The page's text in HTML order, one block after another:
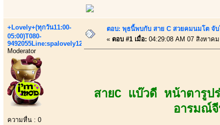
+Lovely+(ทุกวัน11:00-
05:00)T080-
9492055Line:spalovely123
Moderator
ความหื่น : 0
ตอบ: พุธนี้พบกับ สาย C สวยคมนมโต จั
« ตอบ #1 เมื่อ: 04:29:08 AM 07 สิงหาค
สายC แบ๊วดี หน้าตารู
อารมณ์